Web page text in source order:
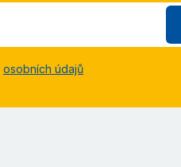
osobních údajů